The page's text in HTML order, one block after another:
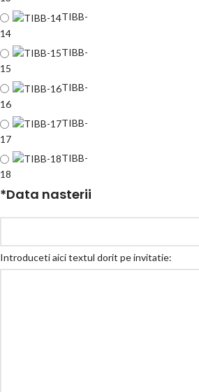
TIBB-
14
TIBB-
15
TIBB-
16
TIBB-
17
TIBB-
18
*Data nasterii
Introduceti aici textul dorit pe invitatie: